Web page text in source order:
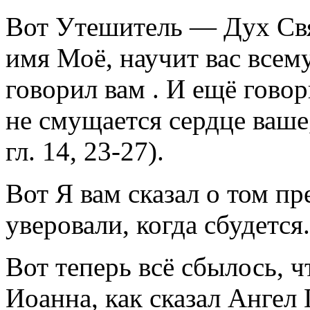
Вот Утешитель — Дух
имя Моё, научит вас
говорил вам . И ещё
не смущается сердце
гл. 14, 23-27).
Вот Я вам сказал о том
уверовали, когда сбудется.
Вот теперь всё сбылось,
Иоанна, как сказал